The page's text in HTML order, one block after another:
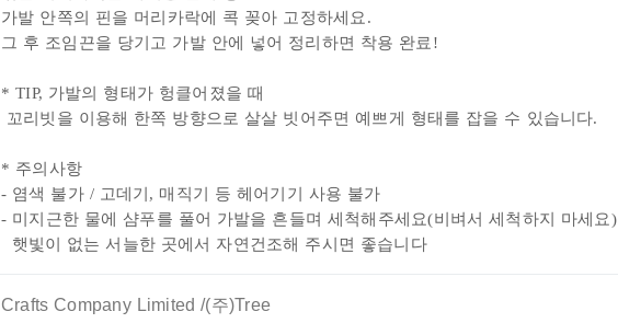
가발 안쪽의 핀을 머리카락에 콕 꽂아 고정하세요.
그 후 조임끈을 당기고 가발 안에 넣어 정리하면 착용 완료!
* TIP, 가발의 형태가 헝클어졌을 때
꼬리빗을 이용해 한쪽 방향으로 살살 빗어주면 예쁘게 형태를 잡을 수 있습니다.
* 주의사항
- 염색 불가 / 고데기, 매직기 등 헤어 기기 사용 불가
- 미지근한 물에 샴푸를 풀어 가발을 흔들며 세척해주세요(비벼서 세척하지 마세요)
햇빛이 없는 서늘한 곳에서 자연건조해 주시면 좋습니다
Crafts Company Limited /(주)Tree